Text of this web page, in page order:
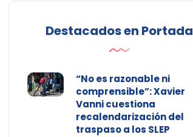
Destacados en Portada
“No es razonable ni
comprensible”: Xavier
Vanni cuestiona
recalendarización del
traspaso a los SLEP